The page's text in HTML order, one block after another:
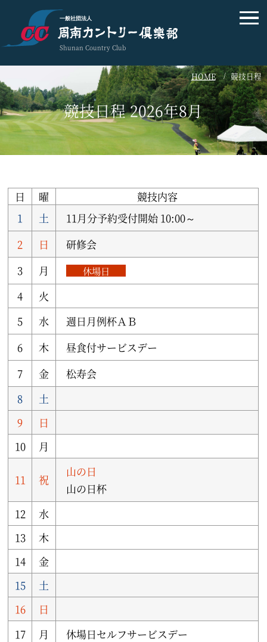
一般社団法人
Shunan Country Club
HOME 競技日程
競技日程 2026年8月
日 曜
競技内容
1
土
11月分予約受付開始 10:00～
2
日
研修会
3
月 休場日
4
火
5
水
週日月例杯ＡＢ
6
木
昼食付サービスデー
7
金
松寿会
8
土
9
日
10
月
11 祝
山の日
山の日杯
12
水
13
木
14
金
15
土
16
日
17
月 休場日セルフサービスデー